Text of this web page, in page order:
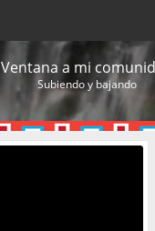
Ventana a mi
Subiendo y bajando